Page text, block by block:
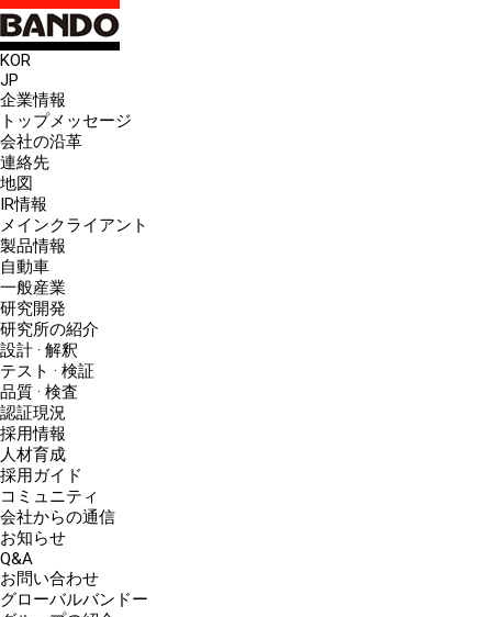
KOR
JP
企業情報
トップメッセージ
会社の沿革
連絡先
地図
IR情報
メインクライアント
製品情報
自動車
一般産業
研究開発
研究所の紹介
設計 · 解釈
テスト · 検証
品質 · 検査
認証現況
採用情報
人材育成
採用ガイド
コミュニティ
会社からの通信
お知らせ
Q&A
お問い合わせ
グローバルバンドー